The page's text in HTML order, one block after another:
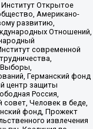
Открытое
Американо-
развитию,
Отношений,
современной
Выборы,
Германский фонд
центр защиты
Россия,
совет, Человек в беде,
фонд, Прожект
извлечения